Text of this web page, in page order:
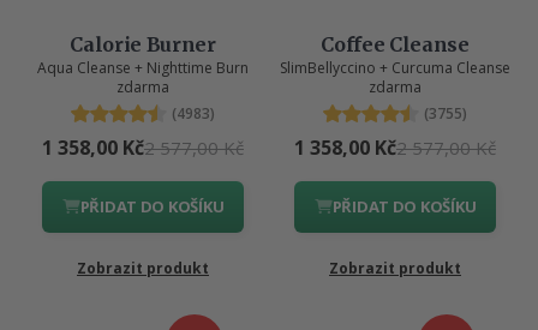
Calorie Burner
Aqua Cleanse + Nighttime Burn
zdarma
(4983)
1 358,00 Kč2 577,00 Kč
PŘIDAT DO KOŠÍKU
Zobrazit produkt
Coffee Cleanse
SlimBellyccino + Curcuma Cleanse
zdarma
(3755)
1 358,00 Kč2 577,00 Kč
PŘIDAT DO KOŠÍKU
Zobrazit produkt